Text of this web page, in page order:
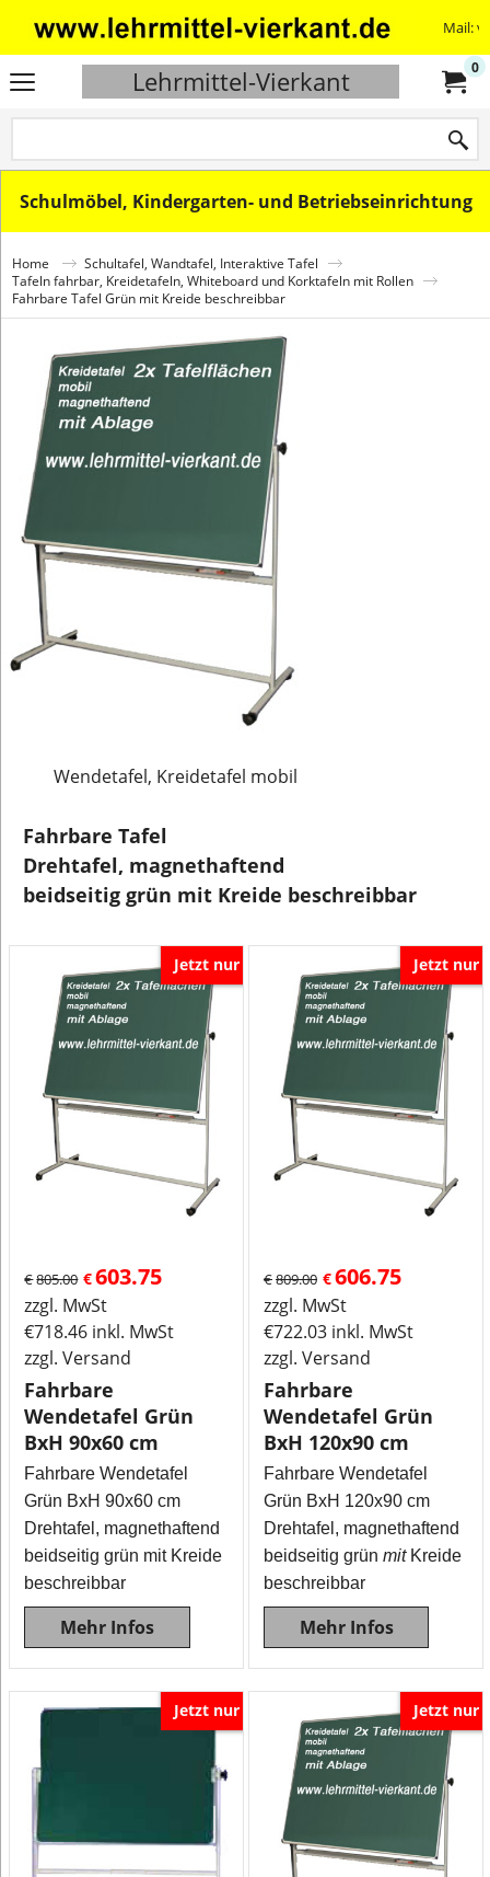
Mail:
Lehrmittel-Vierkant 0
Schulmöbel, Kindergarten- und Betriebseinrichtung
Home
Schultafel, Wandtafel, Interaktive Tafel
Tafeln fahrbar, Kreidetafeln, Whiteboard und Korktafeln mit Rollen
Fahrbare Tafel Grün mit Kreide beschreibbar
Wendetafel, Kreidetafel mobil
Fahrbare Tafel
Drehtafel, magnethaftend
beidseitig grün mit Kreide beschreibbar
Jetzt nur
€805.00 €603.75
zzgl. MwSt
€718.46 inkl. MwSt
zzgl. Versand
Fahrbare
Wendetafel Grün
BxH 90x60 cm
Fahrbare Wendetafel
Grün BxH 90x60 cm
Drehtafel, magnethaftend
beidseitig grün mit Kreide
beschreibbar
Mehr Infos
Jetzt nur
€809.00 €606.75
zzgl. MwSt
€722.03 inkl. MwSt
zzgl. Versand
Fahrbare
Wendetafel Grün
BxH 120x90 cm
Fahrbare Wendetafel
Grün BxH 120x90 cm
Drehtafel, magnethaftend
beidseitig grün mitKreide
beschreibbar
Mehr Infos
Jetzt nur Jetzt nur